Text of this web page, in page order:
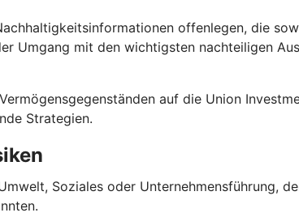
offenlegen, die
Umgang mit den wichtigsten nachteiligen
auf die Union
Strategien.
Soziales oder Unternehmensführung,